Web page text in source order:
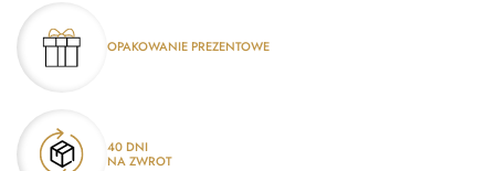
OPAKOWANIE PREZENTOWE
40 DNI
NA ZWROT